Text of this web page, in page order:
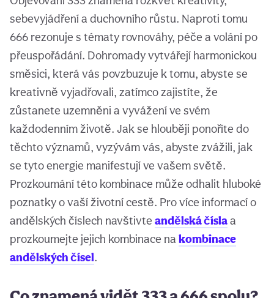
sebevyjádření a duchovního růstu. Naproti tomu
666 rezonuje s tématy rovnováhy, péče a volání po
přeuspořádání. Dohromady vytvářejí harmonickou
směsici, která vás povzbuzuje k tomu, abyste se
kreativně vyjadřovali, zatímco zajistíte, že
zůstanete uzemněni a vyvážení ve svém
každodenním životě. Jak se hlouběji ponoříte do
těchto významů, vyzývám vás, abyste zvážili, jak
se tyto energie manifestují ve vašem světě.
Prozkoumání této kombinace může odhalit hluboké
poznatky o vaší životní cestě. Pro více informací o
andělských číslech navštivte andělská číslaa
prozkoumejte jejich kombinace na kombinace
andělských čísel.